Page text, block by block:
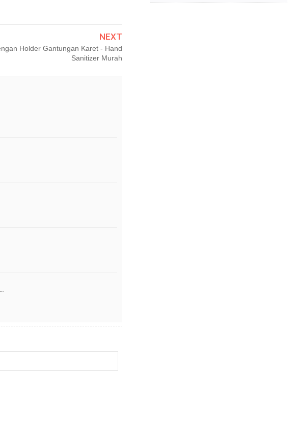
NEXT
Holder Gantungan Karet - Hand
Sanitizer Murah